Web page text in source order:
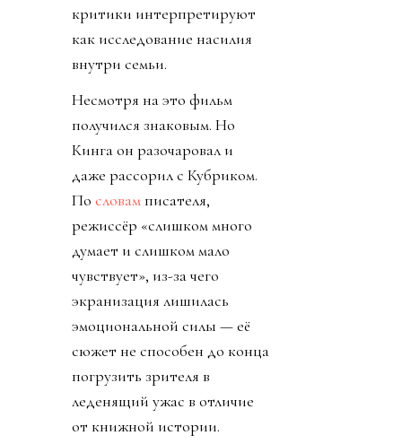
критики интерпретируют
как исследование насилия
внутри семьи.
Несмотря на это фильм
получился знаковым. Но
Кинга он разочаровал и
даже рассорил с Кубриком.
По словам писателя,
режиссёр «слишком много
думает и слишком мало
чувствует», из-за чего
экранизация лишилась
эмоциональной силы — её
сюжет не способен до конца
погрузить зрителя в
леденящий ужас в отличие
от книжной истории.